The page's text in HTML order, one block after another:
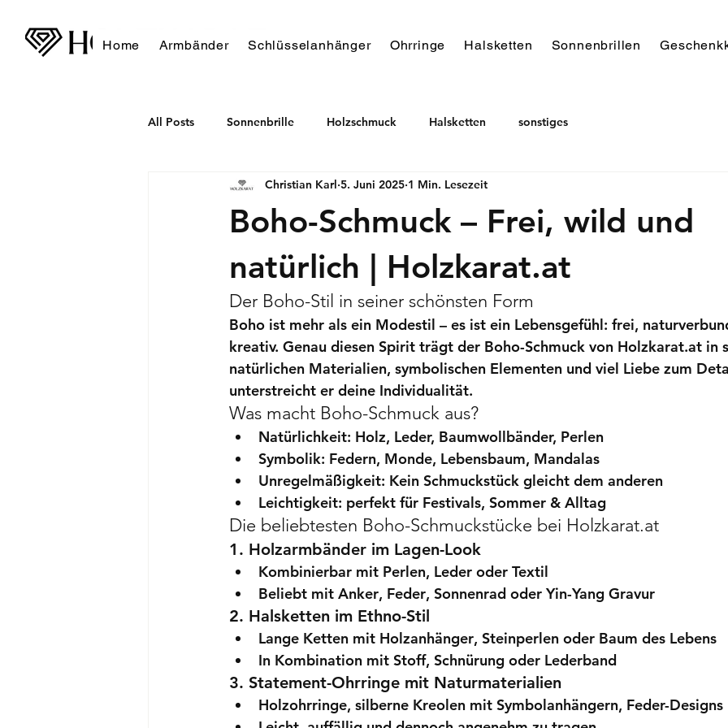
Home Armbänder Schlüsselanhänger Ohrringe Halsketten Sonnenbrillen
All Posts Sonnenbrille Holzschmuck Halsketten sonstiges
Boho-Schmuck – Frei, wild und
natürlich | Holzkarat.at
Christian Karl 5. Juni 2025 1 Min. Lesezeit
Der Boho-Stil in seiner schönsten Form
Boho ist mehr als ein Modestil – es ist ein Lebensgefühl: frei,
kreativ. Genau diesen Spirit trägt der Boho-Schmuck von Holzkarat.at in
natürlichen Materialien, symbolischen Elementen und viel Liebe zum
unterstreicht er deine Individualität.
Was macht Boho-Schmuck aus?
Natürlichkeit: Holz, Leder, Baumwollbänder, Perlen
Symbolik: Federn, Monde, Lebensbaum, Mandalas
Unregelmäßigkeit: Kein Schmuckstück gleicht dem anderen
Leichtigkeit: perfekt für Festivals, Sommer & Alltag
Die beliebtesten Boho-Schmuckstücke bei Holzkarat.at
1. Holzarmbänder im Lagen-Look
Kombinierbar mit Perlen, Leder oder Textil
Beliebt mit Anker, Feder, Sonnenrad oder Yin-Yang Gravur
2. Halsketten im Ethno-Stil
Lange Ketten mit Holzanhänger, Steinperlen oder Baum des Lebens
In Kombination mit Stoff, Schnürung oder Lederband
3. Statement-Ohrringe mit Naturmaterialien
Holzohrringe, silberne Kreolen mit Symbolanhängern, Feder-Designs